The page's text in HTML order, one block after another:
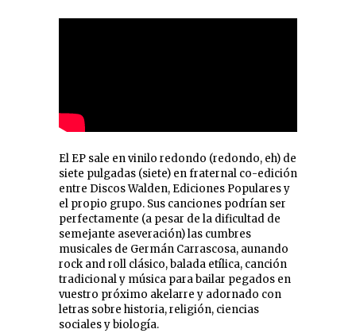
El EP sale en vinilo redondo (redondo, eh) de
siete pulgadas (siete) en fraternal co-edición
entre Discos Walden, Ediciones Populares y
el propio grupo. Sus canciones podrían ser
perfectamente (a pesar de la dificultad de
semejante aseveración) las cumbres
musicales de Germán Carrascosa, aunando
rock and roll clásico, balada etílica, canción
tradicional y música para bailar pegados en
vuestro próximo akelarre y adornado con
letras sobre historia, religión, ciencias
sociales y biología.